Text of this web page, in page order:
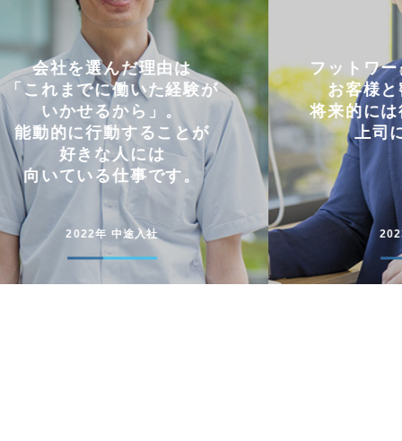
ットワークの軽さを活かし
お客様と密にやり取り。
来的には後輩に信頼される
上司になりたい。
2023年 中途入社
仕事と
両立
コミュニケ
円滑に仕